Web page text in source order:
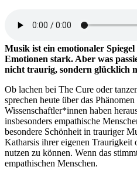
Musik ist ein emotionaler
Emotionen stark. Aber was
nicht traurig, sondern glücklich
Ob lachen bei The Cure oder
sprechen heute über das
Wissenschaftler*innen haben
insbesonders empathische
besondere Schönheit in trauriger
Katharsis ihrer eigenen Traurigkeit
nutzen zu können. Wenn das
empathischen Menschen.